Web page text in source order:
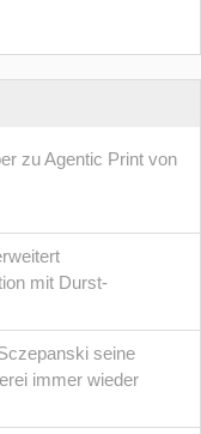
zu Agentic Print von
mit Durst-
seine
immer wieder